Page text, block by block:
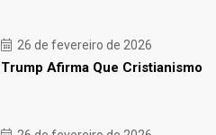
26 de fevereiro de 2026
Trump Afirma Que Cristianismo